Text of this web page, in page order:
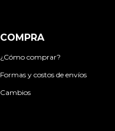
COMPRA
¿Cómo comprar?
Formas y costos de envíos
Cambios